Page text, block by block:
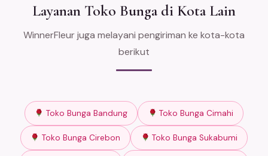
Layanan Toko Bunga di Kota Lain
WinnerFleur juga melayani pengiriman ke kota-kota
berikut
Toko Bunga Bandung Toko Bunga Cimahi
Toko Bunga Cirebon Toko Bunga Sukabumi